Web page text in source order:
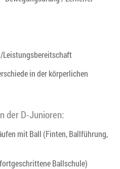
Leistungsbereitschaft
in der körperlichen
der D-Junioren:
mit Ball (Finten, Ballführung,
Ballschule)